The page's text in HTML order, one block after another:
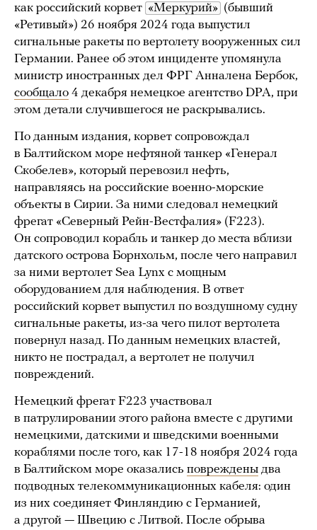
как российский корвет «Меркурий» (бывший
«Ретивый») 26 ноября 2024 года выпустил
сигнальные ракеты по вертолету вооруженных сил
Германии. Ранее об этом инциденте упомянула
министр иностранных дел ФРГ Анналена Бербок,
сообщало 4 декабря немецкое агентство DPA, при
этом детали случившегося не раскрывались.
По данным издания, корвет сопровождал
в Балтийском море нефтяной танкер «Генерал
Скобелев», который перевозил нефть,
направляясь на российские военно-морские
объекты в Сирии. За ними следовал немецкий
фрегат «Северный Рейн-Вестфалия» (F223).
Он сопроводил корабль и танкер до места вблизи
датского острова Борнхольм, после чего направил
за ними вертолет Sea Lynx с мощным
оборудованием для наблюдения. В ответ
российский корвет выпустил по воздушному судну
сигнальные ракеты, из-за чего пилот вертолета
повернул назад. По данным немецких властей,
никто не пострадал, а вертолет не получил
повреждений.
Немецкий фрегат F223 участвовал
в патрулировании этого района вместе с другими
немецкими, датскими и шведскими военными
кораблями после того, как 17-18 ноября 2024 года
в Балтийском море оказались повреждены два
подводных телекоммуникационных кабеля: один
из них соединяет Финляндию с Германией,
а другой — Швецию с Литвой. После обрыва